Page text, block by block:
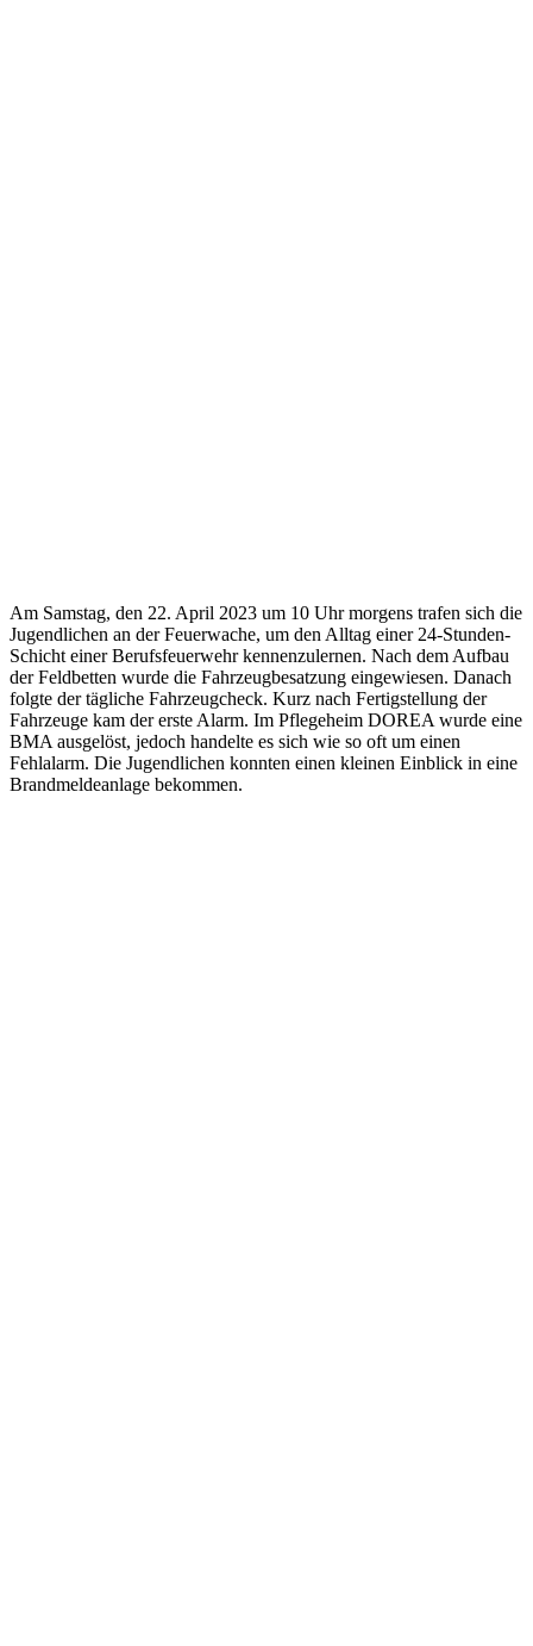
Am Samstag, den 22. April 2023 um 10 Uhr morgens trafen sich die
Jugendlichen an der Feuerwache, um den Alltag einer 24-Stunden-
Schicht einer Berufsfeuerwehr kennenzulernen. Nach dem Aufbau
der Feldbetten wurde die Fahrzeugbesatzung eingewiesen. Danach
folgte der tägliche Fahrzeugcheck. Kurz nach Fertigstellung der
Fahrzeuge kam der erste Alarm. Im Pflegeheim DOREA wurde eine
BMA ausgelöst, jedoch handelte es sich wie so oft um einen
Fehlalarm. Die Jugendlichen konnten einen kleinen Einblick in eine
Brandmeldeanlage bekommen.